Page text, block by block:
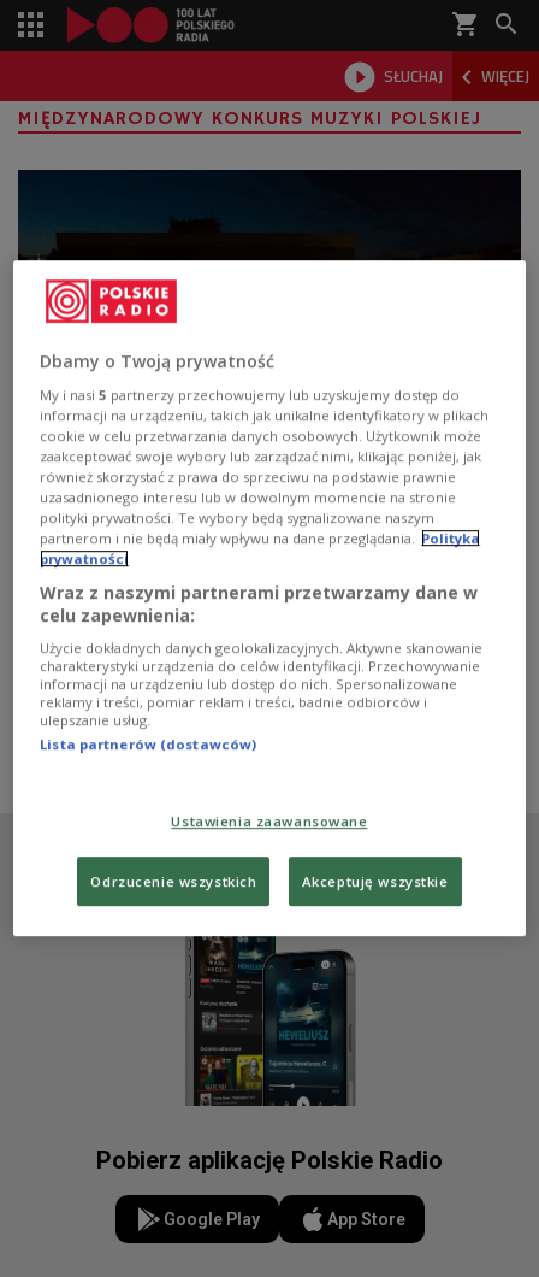
shopping_cart 
 SŁUCHAJ  WIĘCEJ

MIĘDZYNARODOWY KONKURS MUZYKI POLSKIEJ
Lech Dzierżanowski: każdy konkurs
przynosi ciekawe odkrycia
- Nasz konkurs odbywa się w dwóch kategoriach:
fortepian i muzyka kameralna. Staramy się pokazać, jak
wygląda polska muzyka między końcem XVII wieku,
jeszcze przed Chopinem, a okresem współczesnym.
Mamy tu, jak wiadomo, bardzo mocne karty, ale może
nie są one jeszcze dostatecznie znane - mówił w Dwójce
o Międzynarodowym Konkursie Muzyki Polskiej Lech
Dzierżanowski, zastępca dyrektora Narodowego
Instytutu Muzyki i Tańca.
Zobacz więcej na temat:MUZYKA
Jakub Kukla
Pobierz aplikację Polskie Radio
Google Play App Store
Dbamy o Twoją prywatność
My i nasi5 partnerzy przechowujemy lub uzyskujemy dostęp do
informacji na urządzeniu, takich jak unikalne identyfikatory w plikach
cookie w celu przetwarzania danych osobowych. Użytkownik może
zaakceptować swoje wybory lub zarządzać nimi, klikając poniżej, jak
również skorzystać z prawa do sprzeciwu na podstawie prawnie
uzasadnionego interesu lub w dowolnym momencie na stronie
polityki prywatności. Te wybory będą sygnalizowane naszym
partnerom i nie będą miały wpływu na dane przeglądania. Polityka
prywatności
Wraz z naszymi partnerami przetwarzamy dane w
celu zapewnienia:
Użycie dokładnych danych geolokalizacyjnych. Aktywne skanowanie
charakterystyki urządzenia do celów identyfikacji. Przechowywanie
informacji na urządzeniu lub dostęp do nich. Spersonalizowane
reklamy i treści, pomiar reklam i treści, badnie odbiorców i
ulepszanie usług.
Lista partnerów (dostawców)
Ustawienia zaawansowane
Odrzucenie wszystkich Akceptuję wszystkie